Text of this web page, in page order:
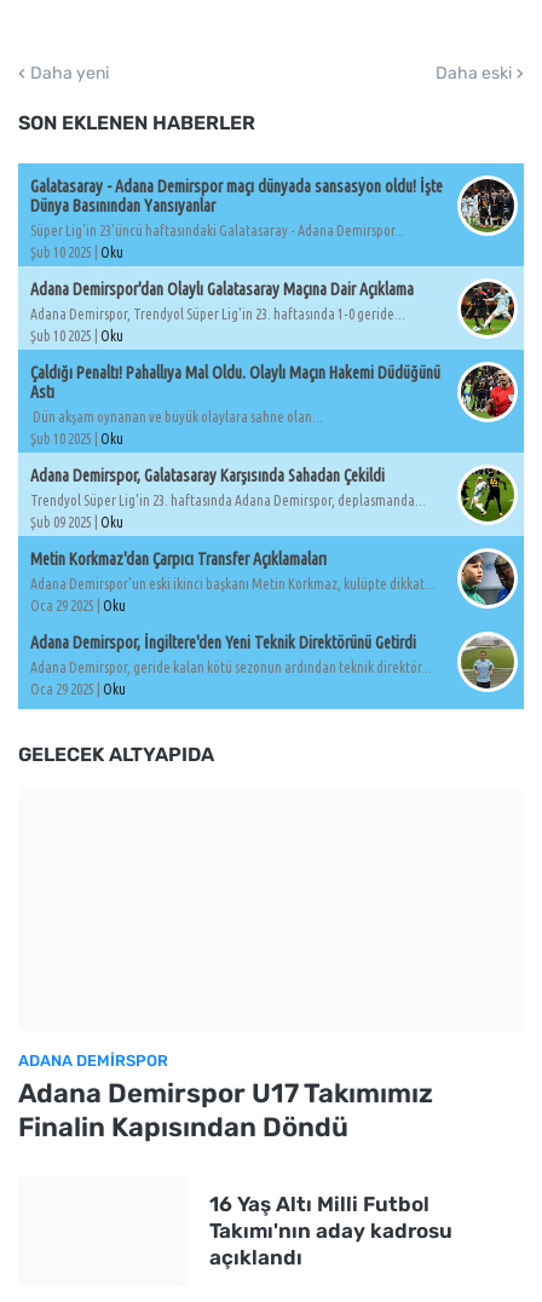
Daha yeni Daha eski
SON EKLENEN HABERLER
Galatasaray - Adana Demirspor maçı dünyada sansasyon oldu! İşte
Dünya Basınından Yansıyanlar
Süper Lig'in 23'üncü haftasındaki Galatasaray - Adana Demirspor...
Şub 10 2025 | Oku
Adana Demirspor'dan Olaylı Galatasaray Maçına Dair Açıklama
Adana Demirspor, Trendyol Süper Lig'in 23. haftasında 1-0 geride...
Şub 10 2025 | Oku
Çaldığı Penaltı! Pahallıya Mal Oldu. Olaylı Maçın Hakemi Düdüğünü
Astı
Dün akşam oynanan ve büyük olaylara sahne olan...
Şub 10 2025 | Oku
Adana Demirspor, Galatasaray Karşısında Sahadan Çekildi
Trendyol Süper Lig'in 23. haftasında Adana Demirspor, deplasmanda...
Şub 09 2025 | Oku
Metin Korkmaz'dan Çarpıcı Transfer Açıklamaları
Adana Demirspor'un eski ikinci başkanı Metin Korkmaz, kulüpte dikkat...
Oca 29 2025 | Oku
Adana Demirspor, İngiltere'den Yeni Teknik Direktörünü Getirdi
Adana Demirspor, geride kalan kötü sezonun ardından teknik direktör...
Oca 29 2025 | Oku
GELECEK ALTYAPIDA
ADANA DEMIRSPOR
Adana Demirspor U17 Takımımız
Finalin Kapısından Döndü
16 Yaş Altı Milli Futbol
Takımı'nın aday kadrosu
açıklandı